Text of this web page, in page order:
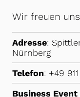
Wir freuen
Adresse:
Nürnberg
Telefon: +49
Business